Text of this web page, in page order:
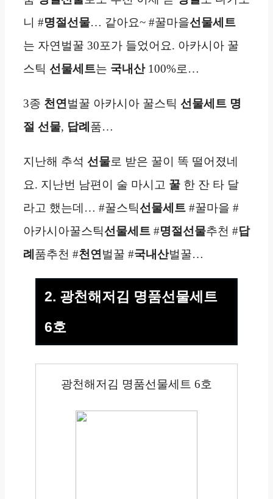
니 #명절선물… 같아요~ #꿀마을선물세트
는 자연벌꿀 30포가 들었어요. 아카시아 꿀
스틱 선물세트는 국내산100%로…
3종 천연 벌꿀 아카시아 꿀스틱 선물세트 명
절 선물, 답례 품…
지난해 추석 선물로 받은 꿀이 똑 떨어졌네
요. 지난번 남편이 술 마시고 꿀 한 잔 타 달
라고 했는데… #꿀스틱선물세트 #꿀마을 #
아카시아꿀스틱선물세트 #명절선물추천 #답
례 품추천 #천연벌꿀 #국내산벌꿀…
2. 광천해저김 명품선물세트
6호
광천해저김 명품선물세트 6호